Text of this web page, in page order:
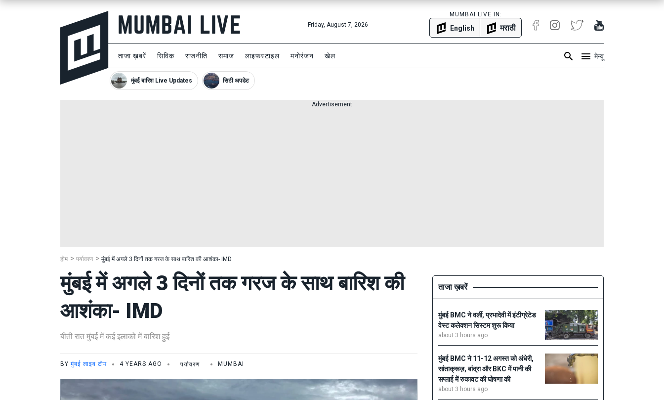
Friday, August 7, 2026
MUMBAI LIVE IN:
English मराठी
ताजा ख़बरें सिविक राजनीति समाज लाइफस्टाइल मनोरंजन खेल मेन्यू
मुंबई बारिश Live Updates सिटी अपडेट
Advertisement
होम पर्यावरण मुंबई में अगले 3 दिनों तक गरज के साथ बारिश की आशंका- IMD
मुंबई में अगले 3 दिनों तक गरज के साथ बारिश की
आशंका- IMD
बीती रात मुंबई में कई इलाको में बारिश हुई
BY मुंबई लाइव टीम 4 YEARS AGO पर्यावरण MUMBAI
ताजा ख़बरें
मुंबई BMC ने वर्ली, प्रभादेवी में इंटीग्रेटेड
वेस्ट कलेक्शन सिस्टम शुरू किया
about 3 hours ago
मुंबई BMC ने 11-12 अगस्त को अंधेरी,
सांताक्रूज़, बांद्रा और BKC में पानी की
सप्लाई में रुकावट की घोषणा की
about 3 hours ago